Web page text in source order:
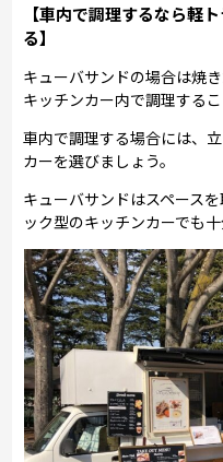
【車内で調理するなら軽
る】
キューバサンドの場合は焼
キッチンカー内で調理するこ
車内で調理する場合には、
カーを選びましょう。
キューバサンドはスペース
ック型のキッチンカーでも